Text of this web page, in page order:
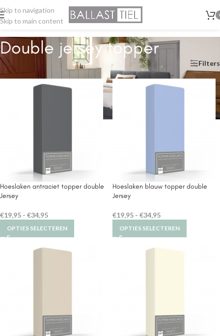
Skip to navigation
Skip to main content
Double jersey topper
Home Double jersey topper Filters
Hoeslaken antraciet topper double
Jersey
€19,95 - €34,95
OPTIES SELECTEREN
Hoeslaken blauw topper double
Jersey
€19,95 - €34,95
OPTIES SELECTEREN